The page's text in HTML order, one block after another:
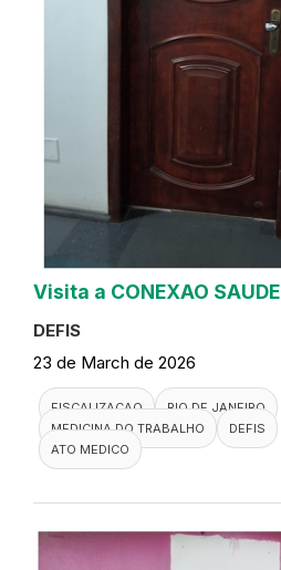
Visita a CONEXAO SAUDE
DEFIS
23 de March de 2026
FISCALIZACAO
RIO DE JANEIRO
MEDICINA DO TRABALHO
DEFIS
ATO MEDICO